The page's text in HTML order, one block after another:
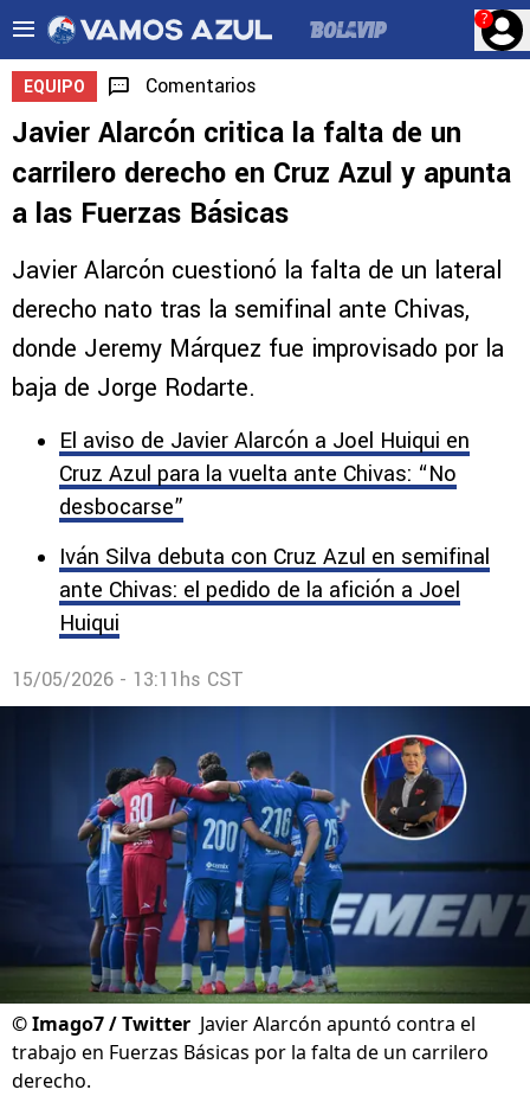
?
EQUIPO Comentarios
Javier Alarcón critica la falta de un
carrilero derecho en Cruz Azul y apunta
a las Fuerzas Básicas
Javier Alarcón cuestionó la falta de un lateral
derecho nato tras la semifinal ante Chivas,
donde Jeremy Márquez fue improvisado por la
baja de Jorge Rodarte.
El aviso de Javier Alarcón a Joel Huiqui en
Cruz Azul para la vuelta ante Chivas: “No
desbocarse”
Iván Silva debuta con Cruz Azul en semifinal
ante Chivas: el pedido de la afición a Joel
Huiqui
15/05/2026 - 13:11hs CST
©Imago7 / Twitter Javier Alarcón apuntó contra el
trabajo en Fuerzas Básicas por la falta de un carrilero
derecho.